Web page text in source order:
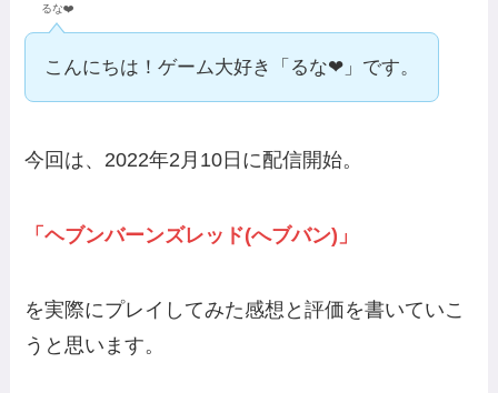
るな❤️
こんにちは！ゲーム大好き「るな❤」です。
今回は、2022年2月10日に配信開始。
「ヘブンバーンズレッド(へブバン)」
を実際にプレイしてみた感想と評価を書いていこ
うと思います。